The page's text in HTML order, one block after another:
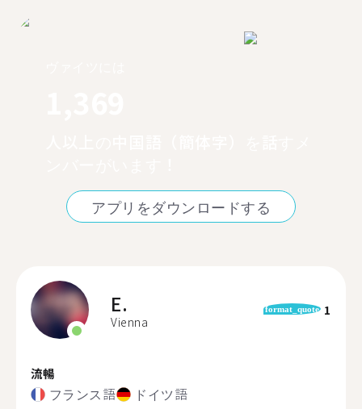
アプリをダウンロードする
E.
Vienna
format_quote 1
流暢
フランス語 ドイツ語